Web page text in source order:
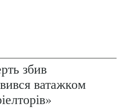
збив
ватажком